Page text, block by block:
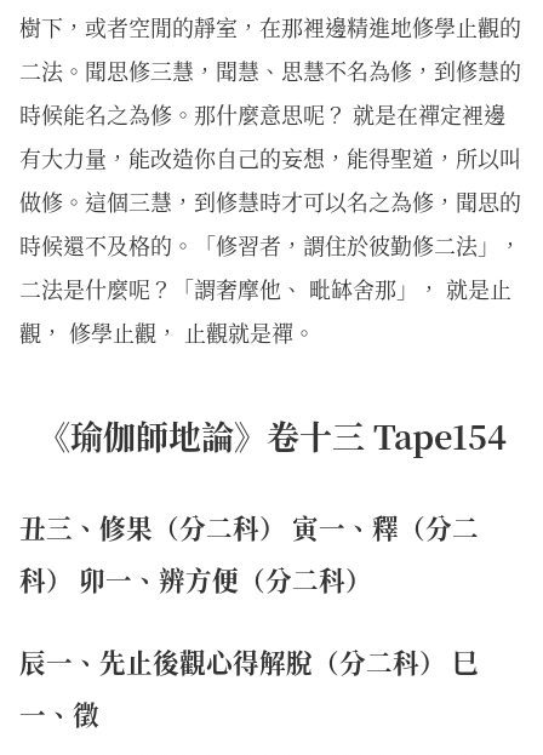
樹下，或者空閒的靜室，在那裡邊精進地修學止觀的
二法。聞思修三慧，聞慧、思慧不名為修，到修慧的
時候能名之為修。那什麼意思呢？ 就是在禪定裡邊
有大力量，能改造你自己的妄想，能得聖道，所以叫
做修。這個三慧，到修慧時才可以名之為修，聞思的
時候還不及格的。「修習者，謂住於彼勤修二法」，
二法是什麼呢？「謂奢摩他、 毗缽舍那」， 就是止
觀， 修學止觀， 止觀就是禪。
《瑜伽師地論》卷十三 Tape154
丑三、修果（分二科） 寅一、釋（分二
科） 卯一、辨方便（分二科）
辰一、先止後觀心得解脫（分二科） 巳
一、徵